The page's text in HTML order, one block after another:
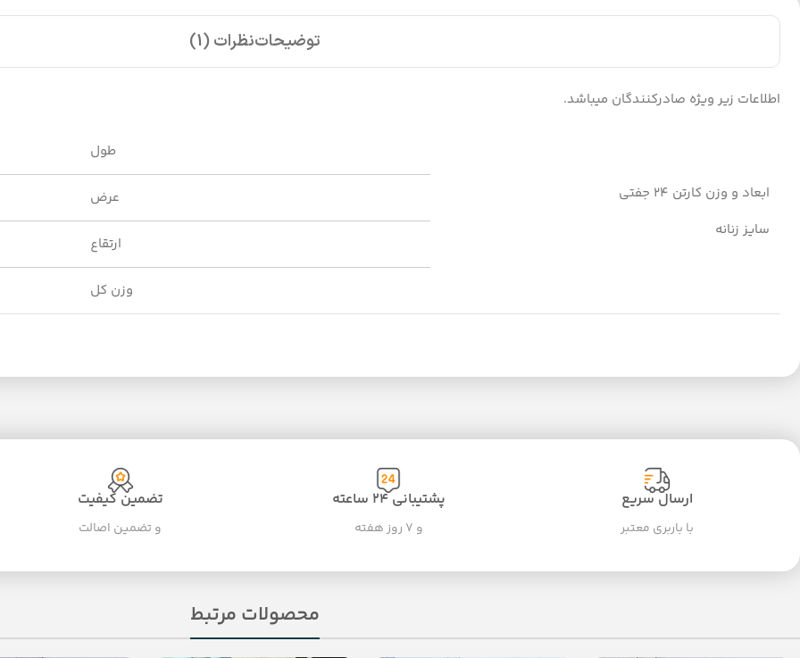
توضیحاتنظرات (1)
اطلاعات زیر ویژه صادرکنندگان میباشد.
ابعاد و وزن کارتن 24 جفتی
سایز زنانه
طول
عرض
ارتقاع
وزن کل
ارسال سریع
با باربری معتبر
پشتیبانی ۲۴ ساعته
و ۷ روز هفته
تضمین کیفیت
و تضمین اصالت
محصولات مرتبط